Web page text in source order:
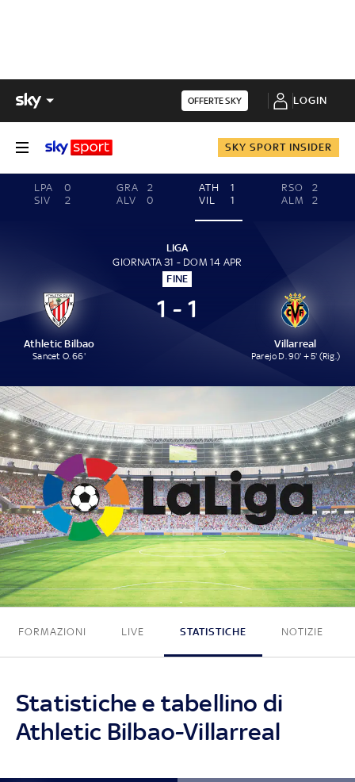
OFFERTE SKY LOGIN
SKY SPORT INSIDER
LPA
0
SIV
2
GRA
2
ALV
0
ATH
1
VIL
1
RSO
2
ALM
2
LIGA
GIORNATA 31 - DOM 14 APR
FINE
Athletic Bilbao
Sancet O. 66'
1 - 1
Villarreal
Parejo D. 90' + 5' (Rig.)
1 - 1
FORMAZIONI LIVE STATISTICHE NOTIZIE
Statistiche e tabellino di
Athletic Bilbao-Villarreal